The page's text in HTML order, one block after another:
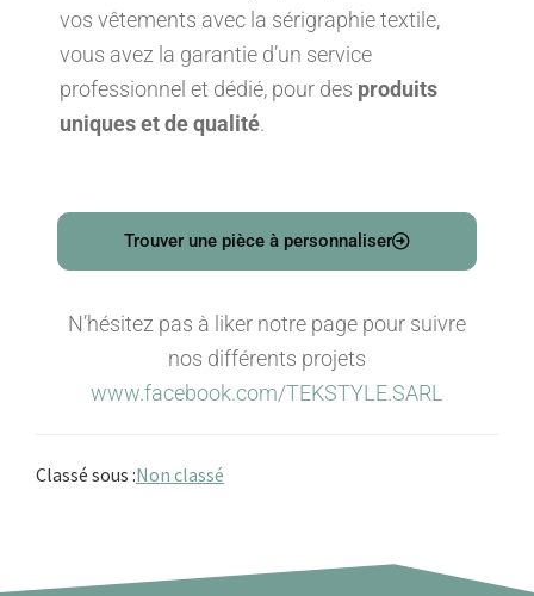
vos vêtements avec la sérigraphie textile,
vous avez la garantie d’un service
professionnel et dédié, pour des produits
uniques et de qualité.
Trouver une pièce à personnaliser
N’hésitez pas à liker notre page pour suivre
nos différents projets
www.facebook.com/TEKSTYLE.SARL
Classé sous :Non classé